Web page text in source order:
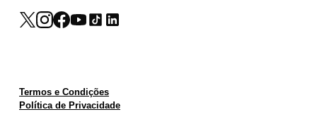
Termos e Condições
Política de Privacidade